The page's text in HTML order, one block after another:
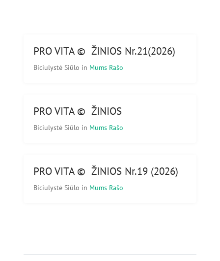
PRO VITA © ŽINIOS Nr.21(2026)
Biciulystė Siūlo in Mums Rašo
PRO VITA © ŽINIOS
Biciulystė Siūlo in Mums Rašo
PRO VITA © ŽINIOS Nr.19 (2026)
Biciulystė Siūlo in Mums Rašo